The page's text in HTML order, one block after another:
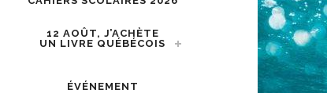
12 AOÛT, J’ACHÈTE
UN LIVRE QUÉBÉCOIS
ÉVÉNEMENT